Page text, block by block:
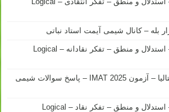
بله – کانال شیمی آیمت استاد نباتی
نمونه سوالات آیمت ایتالیا – استدلال و منطق – تفکر نقادانه – Logical
پاسخ سوالات آیمت ۲۰۲۵ ایتالیا – آزمون IMAT 2025 – پاسخ سوالات شیمی
نمونه سوالات آیمت ایتالیا – استدلال و منطق – تفکر نقاد – Logical